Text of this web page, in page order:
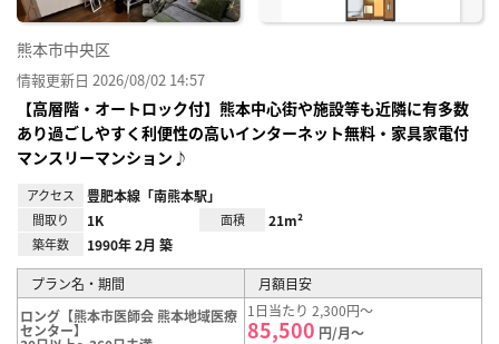
熊本市中央区
情報更新日 2026/08/02 14:57
【高層階・オートロック付】熊本中心街や施設等も近隣に有多数
あり過ごしやすく利便性の高いインターネット無料・家具家電付
マンスリーマンション♪
アクセス 豊肥本線「南熊本駅」
間取り 1K 面積 21m²
築年数 1990年 2月 築
プラン名・期間
月額目安
ロング【熊本市医師会 熊本地域医療
センター】
1日当たり 2,300円～
85,500 円/月～